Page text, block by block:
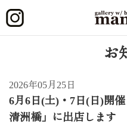
お
2026年05月25日
6月6日(土)・7日(日)開
清洲橋」に出店します